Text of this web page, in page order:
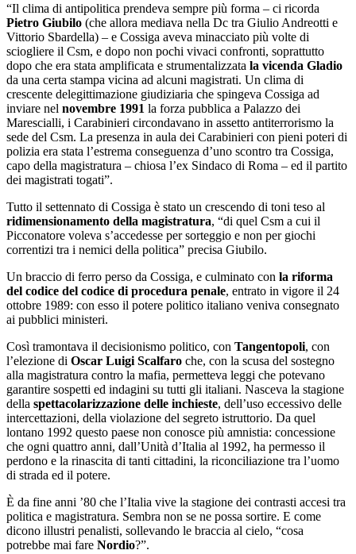
“Il clima di antipolitica prendeva sempre più forma ‒ ci ricorda
Pietro Giubilo (che allora mediava nella Dc tra Giulio Andreotti e
Vittorio Sbardella) ‒ e Cossiga aveva minacciato più volte di
sciogliere il Csm, e dopo non pochi vivaci confronti, soprattutto
dopo che era stata amplificata e strumentalizzata la vicenda Gladio
da una certa stampa vicina ad alcuni magistrati. Un clima di
crescente delegittimazione giudiziaria che spingeva Cossiga ad
inviare nel novembre 1991 la forza pubblica a Palazzo dei
Marescialli, i Carabinieri circondavano in assetto antiterrorismo la
sede del Csm. La presenza in aula dei Carabinieri con pieni poteri di
polizia era stata l’estrema conseguenza d’uno scontro tra Cossiga,
capo della magistratura ‒ chiosa l’ex Sindaco di Roma ‒ ed il partito
dei magistrati togati”.
Tutto il settennato di Cossiga è stato un crescendo di toni teso al
ridimensionamento della magistratura, “di quel Csm a cui il
Picconatore voleva s’accedesse per sorteggio e non per giochi
correntizi tra i nemici della politica” precisa Giubilo.
Un braccio di ferro perso da Cossiga, e culminato con la riforma
del codice del codice di procedura penale, entrato in vigore il 24
ottobre 1989: con esso il potere politico italiano veniva consegnato
ai pubblici ministeri.
Così tramontava il decisionismo politico, con Tangentopoli, con
l’elezione di Oscar Luigi Scalfaro che, con la scusa del sostegno
alla magistratura contro la mafia, permetteva leggi che potevano
garantire sospetti ed indagini su tutti gli italiani. Nasceva la stagione
della spettacolarizzazione delle inchieste, dell’uso eccessivo delle
intercettazioni, della violazione del segreto istruttorio. Da quel
lontano 1992 questo paese non conosce più amnistia: concessione
che ogni quattro anni, dall’Unità d’Italia al 1992, ha permesso il
perdono e la rinascita di tanti cittadini, la riconciliazione tra l’uomo
di strada ed il potere.
È da fine anni ’80 che l’Italia vive la stagione dei contrasti accesi tra
politica e magistratura. Sembra non se ne possa sortire. E come
dicono illustri penalisti, sollevando le braccia al cielo, “cosa
potrebbe mai fare Nordio?”.